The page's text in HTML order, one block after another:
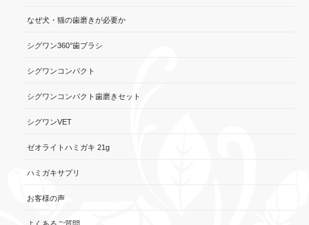
なぜ犬・猫の歯磨きが必要か
シグワン360°歯ブラシ
シグワンコンパクト
シグワンコンパクト歯磨きセット
シグワンVET
ゼオライトハミガキ 21g
ハミガキサプリ
お客様の声